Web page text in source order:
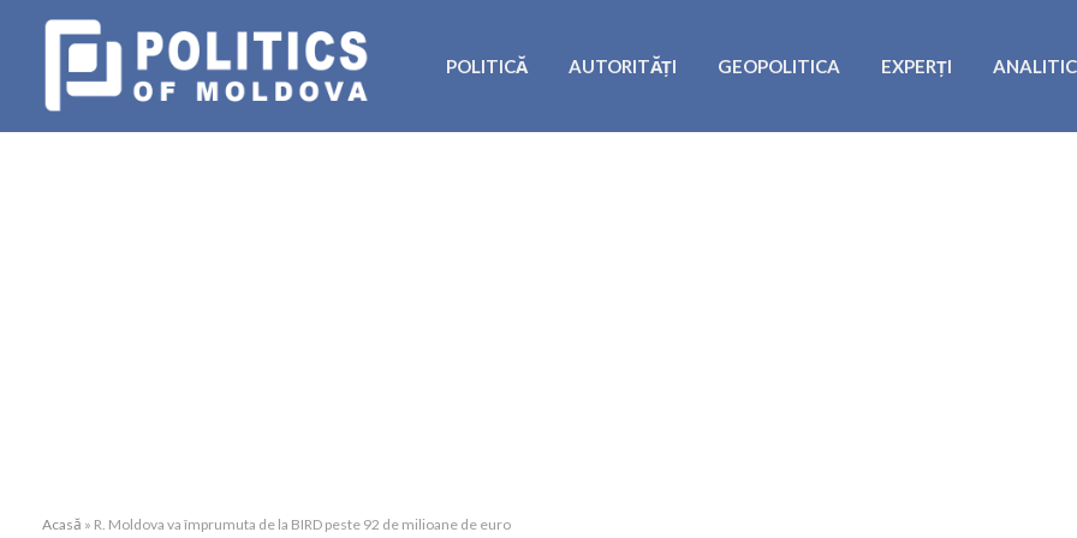
POLITICĂ AUTORITĂȚI GEOPOLITICA EXPERȚI
Acasă » R. Moldova va împrumuta de la BIRD peste 92 de milioane de euro